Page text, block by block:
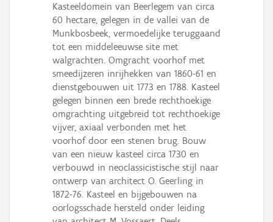
Kasteeldomein van Beerlegem van circa
60 hectare, gelegen in de vallei van de
Munkbosbeek, vermoedelijke teruggaand
tot een middeleeuwse site met
walgrachten. Omgracht voorhof met
smeedijzeren inrijhekken van 1860-61 en
dienstgebouwen uit 1773 en 1788. Kasteel
gelegen binnen een brede rechthoekige
omgrachting uitgebreid tot rechthoekige
vijver, axiaal verbonden met het
voorhof door een stenen brug. Bouw
van een nieuw kasteel circa 1730 en
verbouwd in neoclassicistische stijl naar
ontwerp van architect O. Geerling in
1872-76. Kasteel en bijgebouwen na
oorlogsschade hersteld onder leiding